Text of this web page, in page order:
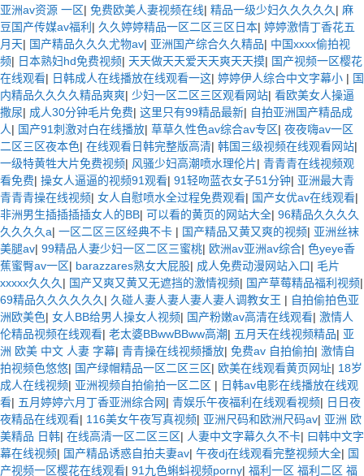
亚洲av资源 一区| 免费欧美人妻视频在线| 精品一级少妇久久久久久 | 麻
豆国产传媒av福利 | 久久婷婷精品一区二区三区日本| 婷婷激情丁香花五
月天| 国产精品久久久尤物av| 亚洲国产综合久久精品| 中国xxxx偷拍视
频| 日本熟妇hd免费视频| 天天做天天爱天天爽天天摸| 国产视频一区樱花
在线观看| 日韩成人在线播放在线观看一这| 婷婷伊人综合中文字幕小 | 国
内精品久久久久精品爽爽| 少妇一区二区三区观看网站| 看欧美女人操逼
撒尿| 成人30分钟毛片免费| 这里只有99精品最新| 自拍亚洲国产精品成
人| 国产91刺激对白在线播放| 草草久性色av综合av专区| 夜夜嗨av一区
二区三区夜本色| 在线观看日韩完整版高清| 韩国三级视频在线观看网站|
一级特黄牲大片免费视频| 风骚少妇高潮喷水理伦片| 青青青在线视频观
看免费| 操女人逼逼的视频91观看| 91轻吻蓝衣女子51分钟| 亚洲最大青
青青青操在线视频| 女人自慰喷水全过程免费观看| 国产女优av在线观看|
非洲男生插插插插女人的BB| 可以看的黄页的网站大全| 96精品久久久久
久久久久a| 一区二区三区经典不卡 | 国产精品又黄又爽的视频| 亚洲丝袜
美腿av| 99精品人妻少妇一区二区三蜜桃| 欧洲av亚洲av综合| 色yeye香
蕉蜜臀av一区| barazzares熟女大屁股| 成人免费动漫网站入口| 毛片
xxxxx久久久 | 国产又爽又黄又无遮挡的激情视频| 国产草莓精品福利视频|
69精品久久久久久久 | 久碰人妻人妻人妻人妻人调教女王 | 自拍偷拍色亚
洲欧美色| 女人BB给男人操女人视频| 国产粉嫩av高清在线观看| 激情人
伦精品视频在线观看| 老太婆BBwwBBww高潮| 五月天在线视频精品| 亚
洲 欧美 中文 人妻 字幕| 青青操在线视频播放| 免费av 自拍偷拍| 激情自
拍视频色悠悠| 国产绿帽精品一区二区三区| 欧美在线观看黄页网址| 18岁
成人在线视频| 亚洲视频自拍偷拍一区二区 | 日韩av电影在线播放在线观
看| 五月婷婷六月丁香亚洲综合网| 青娱乐午夜福利在线观看视频| 日日夜
夜精品在线观看| 116美女午夜写真视频| 亚洲尺码和欧洲尺码av| 亚洲 欧
美精品 日韩| 在线高清一区二区三区| 人妻中文字幕久久不卡| 曰韩中文字
幕在线视频| 国产精品诱惑自拍夫妻av| 午夜dj在线观看完整视频大全| 国
产视频一区樱花在线观看| 91九色蝌蚪视频porny| 福利一区 福利二区 福